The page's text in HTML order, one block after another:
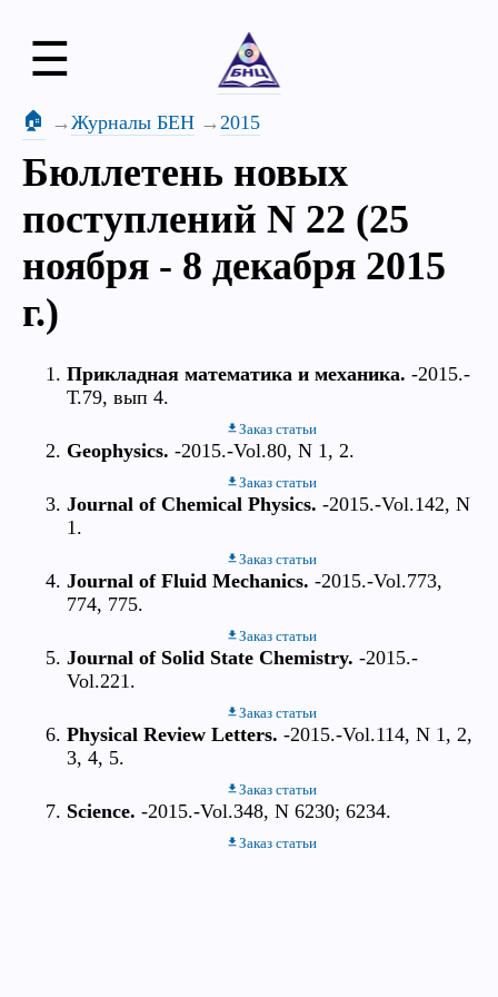
☰
🏠 Журналы БЕН 2015
Бюллетень новых
поступлений N 22 (25
ноября - 8 декабря 2015
г.)
Прикладная математика и механика. -2015.-
Т.79, вып 4.
Заказ статьи
Geophysics. -2015.-Vol.80, N 1, 2.
Заказ статьи
Journal of Chemical Physics. -2015.-Vol.142, N
1.
Заказ статьи
Journal of Fluid Mechanics. -2015.-Vol.773,
774, 775.
Заказ статьи
Journal of Solid State Chemistry. -2015.-
Vol.221.
Заказ статьи
Physical Review Letters. -2015.-Vol.114, N 1, 2,
3, 4, 5.
Заказ статьи
Science. -2015.-Vol.348, N 6230; 6234.
Заказ статьи